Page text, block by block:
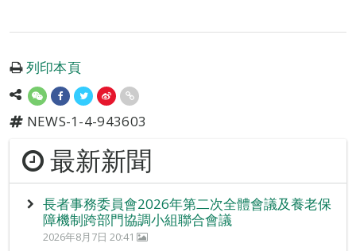
列印本頁
NEWS-1-4-943603
最新新聞
長者事務委員會2026年第二次全體會議及養老保
障機制跨部門協調小組聯合會議
2026年8月7日 20:41